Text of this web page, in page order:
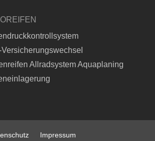
Versicherungswechsel
Allradsystem Aquaplaning
Impressum